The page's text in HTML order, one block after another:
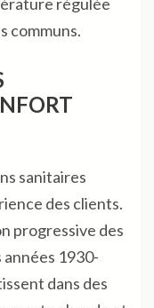
communs.
sanitaires
des clients.
progressive des
années 1930-
dans des